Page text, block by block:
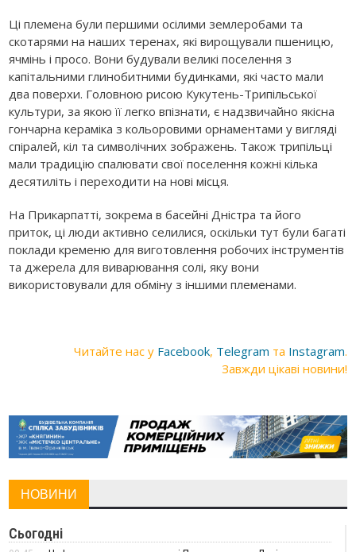
Ці племена були першими осілими землеробами та
скотарями на наших теренах, які вирощували пшеницю,
ячмінь і просо. Вони будували великі поселення з
капітальними глинобитними будинками, які часто мали
два поверхи. Головною рисою Кукутень-Трипільської
культури, за якою її легко впізнати, є надзвичайно якісна
гончарна кераміка з кольоровими орнаментами у вигляді
спіралей, кіл та символічних зображень. Також трипільці
мали традицію спалювати свої поселення кожні кілька
десятиліть і переходити на нові місця.
На Прикарпатті, зокрема в басейні Дністра та його
приток, ці люди активно селилися, оскільки тут були багаті
поклади кременю для виготовлення робочих інструментів
та джерела для виварювання солі, яку вони
використовували для обміну з іншими племенами.
Читайте нас у Facebook, Telegram та Instagram.
Завжди цікаві новини!
НОВИНИ
Сьогодні